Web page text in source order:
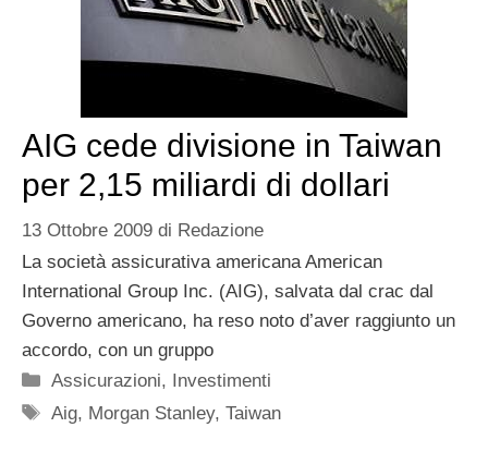
AIG cede divisione in Taiwan
per 2,15 miliardi di dollari
13 Ottobre 2009 di Redazione
La società assicurativa americana American
International Group Inc. (AIG), salvata dal crac dal
Governo americano, ha reso noto d’aver raggiunto un
accordo, con un gruppo
Categorie
Assicurazioni, Investimenti
Tag
Aig, Morgan Stanley,Taiwan